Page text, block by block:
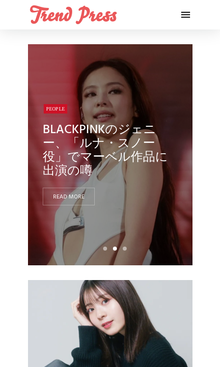
PEOPLE
BLACKPINKのジェニ
ー、「ルナ・スノー
役」でマーベル作品に
出演の噂
PEOPLE
を着てお出かけ【写真
アリ】
READ MORE